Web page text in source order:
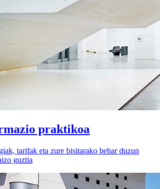
praktikoa
tarifak eta zure bisitarako behar duzun
guztia